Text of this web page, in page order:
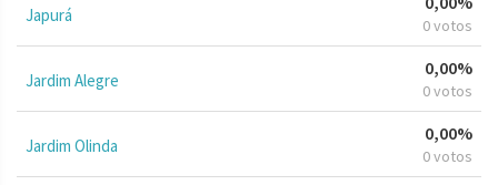
Japurá 0 votos
Jardim Alegre
0,00%
0 votos
Jardim Olinda
0,00%
0 votos